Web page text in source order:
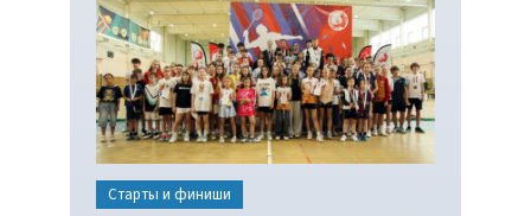
Старты и финиши